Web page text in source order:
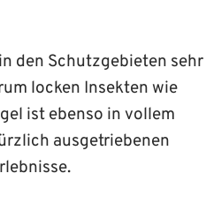
den Schutzgebieten sehr
locken Insekten wie
ist ebenso in vollem
aus­getrieb­enen